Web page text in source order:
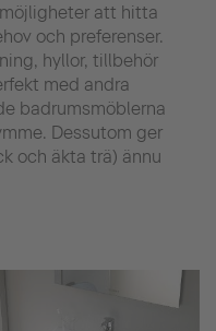
att hitta
och preferenser.
hyllor, tillbehör
med andra
badrumsmöblerna
Dessutom ger
och äkta trä) ännu